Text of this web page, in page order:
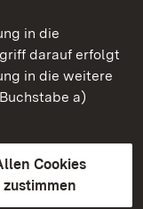
in die
darauf erfolgt
in die weitere
a)
Cookies
zustimmen
Württemberg